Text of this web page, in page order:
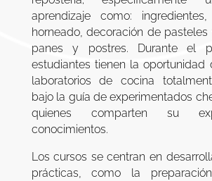
aprendizaje como:
horneado, decoración de
panes y postres. Durante el
estudiantes tienen la oportunidad
laboratorios de cocina
bajo la guía de experimentados
quienes comparten su
conocimientos.
Los cursos se centran en
prácticas, como la